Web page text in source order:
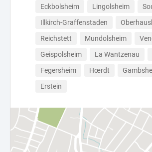
Eckbolsheim
Lingolsheim
Illkirch-Graffenstaden
Reichstett
Mundolsheim
Geispolsheim
La Wantzenau
Fegersheim
Hœrdt
Erstein